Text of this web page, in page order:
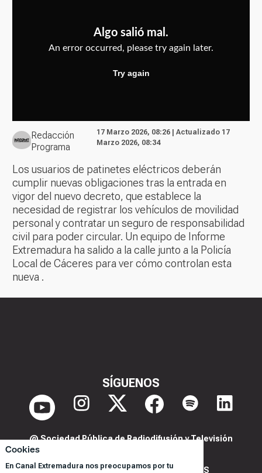
Cookies
En Canal Extremadura nos preocupamos por tu
Redacción
Programa
17 Marzo 2026, 08:26 | Actualizado 17
Marzo 2026, 08:34
Los usuarios de patinetes eléctricos deberán
cumplir nuevas obligaciones tras la entrada en
vigor del nuevo decreto, que establece la
necesidad de registrar los vehículos de movilidad
personal y contratar un seguro de responsabilidad
civil para poder circular. Un equipo de Informe
Extremadura ha salido a la calle junto a la Policía
Local de Cáceres para ver cómo controlan esta
nueva .
SÍGUENOS
@ Sociedad Pública de Radiodifusión y Televisión
POLITICA DE PRIVACIDAD Y COOKIES